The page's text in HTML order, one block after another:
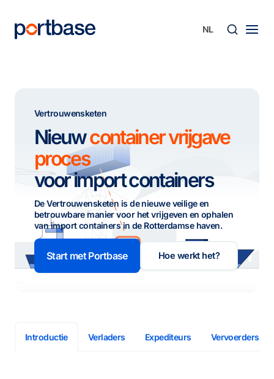
inhoud
Vertrouwensketen
Nieuwcontainer vrijgave
proces
voor import containers
De Vertrouwensketen is de nieuwe veilige en
betrouwbare manier voor het vrijgeven en ophalen
van import containers in de Rotterdamse haven.
Start met Portbase Hoe werkt het?
Introductie Verladers Expediteurs Vervoerders